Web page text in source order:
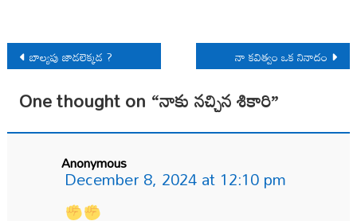
Post
navigation
బాల్యపు జాడలెక్కడ ? నా కవిత్వం ఒక నినాదం
One thought on “నాకు నచ్చిన శికారి”
Anonymous
December 8, 2024 at 12:10 pm